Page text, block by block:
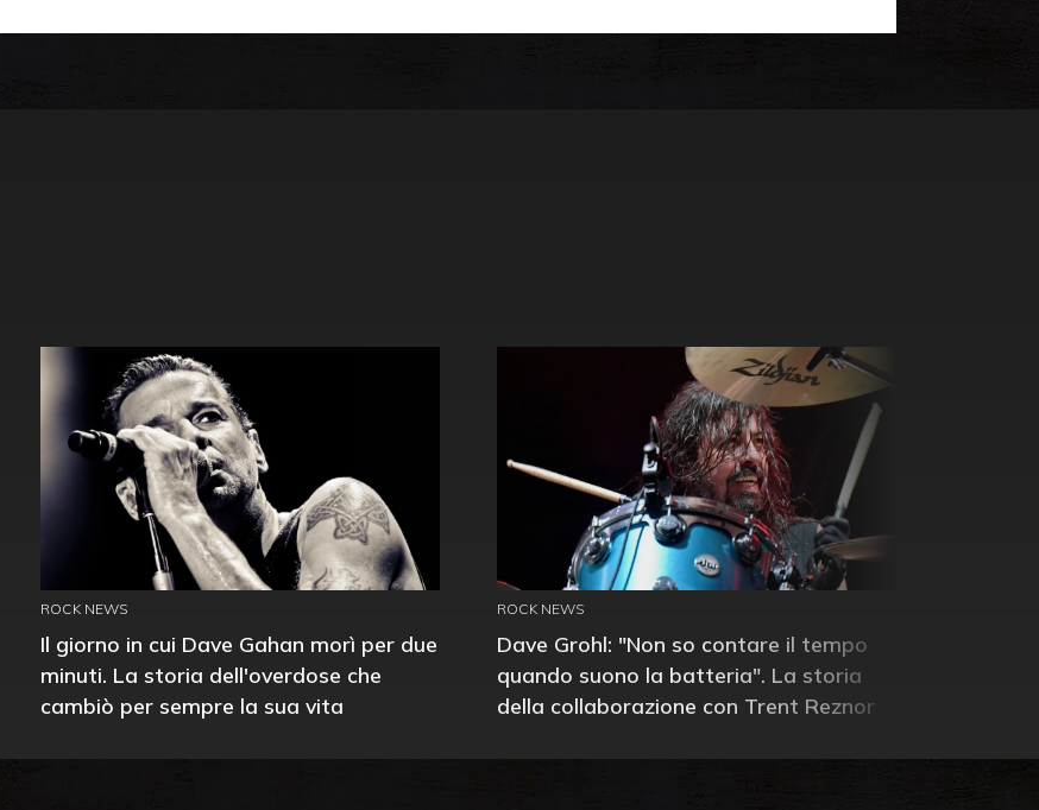
ROCK NEWS
Il giorno in cui Dave Gahan morì per due
minuti. La storia dell'overdose che
cambiò per sempre la sua vita
ROCK NEWS
Dave Grohl: "Non so contare il tempo
quando suono la batteria". La storia
della collaborazione con Trent Reznor